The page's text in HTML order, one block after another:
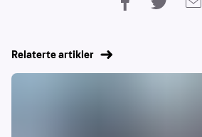
Relaterte artikler